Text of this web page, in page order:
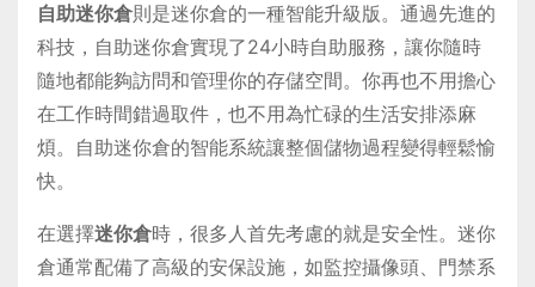
自助迷你倉則是迷你倉的一種智能升級版。通過先進的
科技，自助迷你倉實現了24小時自助服務，讓你隨時
隨地都能夠訪問和管理你的存儲空間。你再也不用擔心
在工作時間錯過取件，也不用為忙碌的生活安排添麻
煩。自助迷你倉的智能系統讓整個儲物過程變得輕鬆愉
快。
在選擇迷你倉時，很多人首先考慮的就是安全性。迷你
倉通常配備了高級的安保設施，如監控攝像頭、門禁系